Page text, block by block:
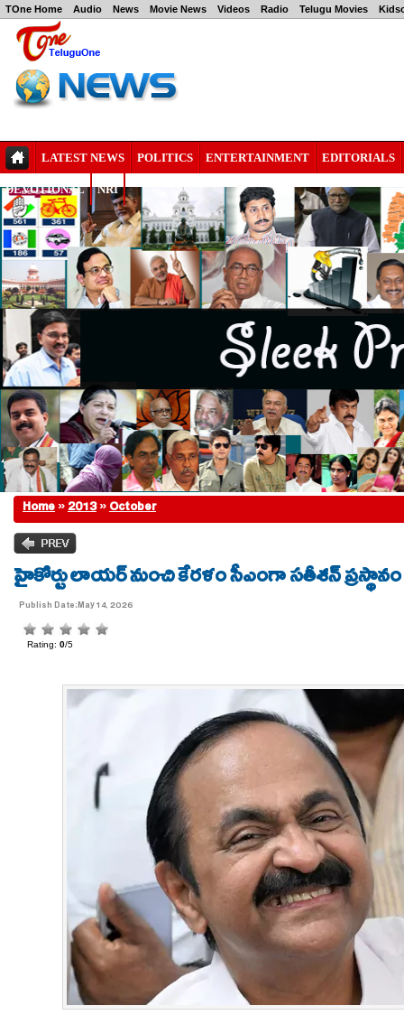
TOne Home Audio News Movie News Videos Radio Telugu Movies
LATEST NEWS POLITICS ENTERTAINMENT EDITORIALS
DEVOTIONAL NRI
Home»2013»October
హైకోర్టు లాయర్ నుంచి కేరళం సీఎంగా సతీశన్‌ ప్రస్థానం
Publish Date:May 14, 2026